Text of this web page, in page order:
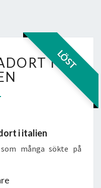
LÖST
I
i italien
många sökte på